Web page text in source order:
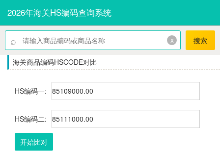
2026年海关HS编码查询系统
⌕ x 搜索
海关商品编码HSCODE对比
HS编码一:
HS编码二:
开始比对